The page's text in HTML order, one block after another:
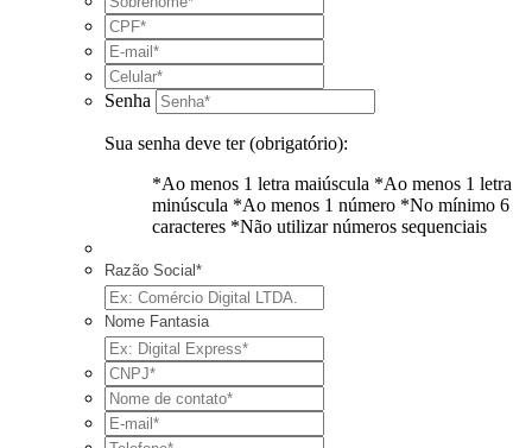
Senha
Sua senha deve ter (obrigatório):
*Ao menos 1 letra maiúscula *Ao menos 1 letra
minúscula *Ao menos 1 número *No mínimo 6
caracteres *Não utilizar números sequenciais
Razão Social*
Nome Fantasia